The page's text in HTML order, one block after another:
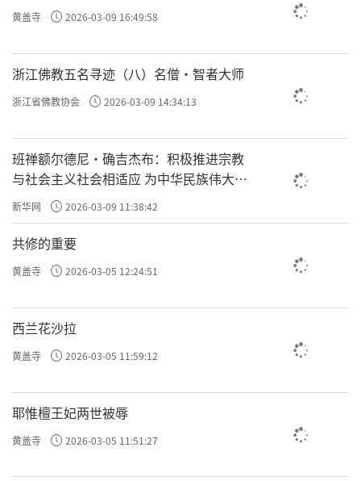
黄盖寺 2026-03-09 16:49:58
浙江佛教五名寻迹（八）名僧·智者大师
浙江省佛教协会 2026-03-09 14:34:13
班禅额尔德尼·确吉杰布：积极推进宗教
与社会主义社会相适应 为中华民族伟大复
兴贡献力量
新华网 2026-03-09 11:38:42
共修的重要
黄盖寺 2026-03-05 12:24:51
西兰花沙拉
黄盖寺 2026-03-05 11:59:12
耶惟檀王妃两世被辱
黄盖寺 2026-03-05 11:51:27